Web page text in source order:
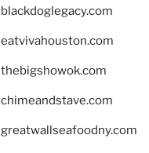
blackdoglegacy.com
eatvivahouston.com
thebigshowok.com
chimeandstave.com
greatwallseafoodny.com